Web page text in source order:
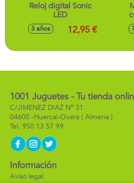
Reloj digital Sonic
LED
3 años 12,95 €
1001 Juguetes - Tu tienda
C/JIMENEZ DIAZ Nº 31
04600 -Huercal-Overa ( Almeria )
950 13 57 99
Información
Aviso legal